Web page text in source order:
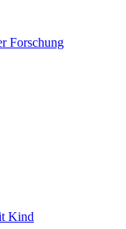
Forschung
Kind